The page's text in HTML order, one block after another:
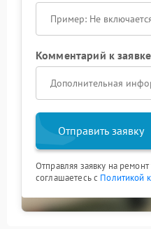
Комментарий к
Отправить заявку
Отправляя заявку на
соглашаетесь с Политикой